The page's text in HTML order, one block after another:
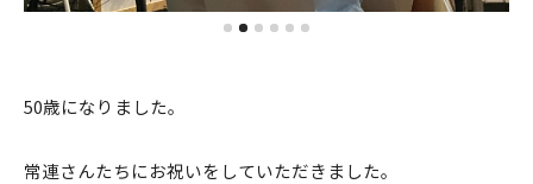
50歳になりました。
常連さんたちにお祝いをしていただきました。